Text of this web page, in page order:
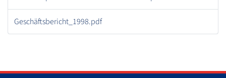
Geschäftsbericht_1998.pdf